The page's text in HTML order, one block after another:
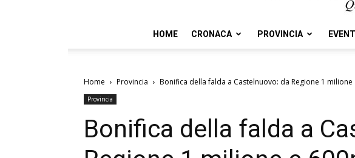
HOME CRONACA PROVINCIA EVENTI
Home Provincia Bonifica della falda a Castelnuovo: da Regione 1
Provincia
Bonifica della falda a